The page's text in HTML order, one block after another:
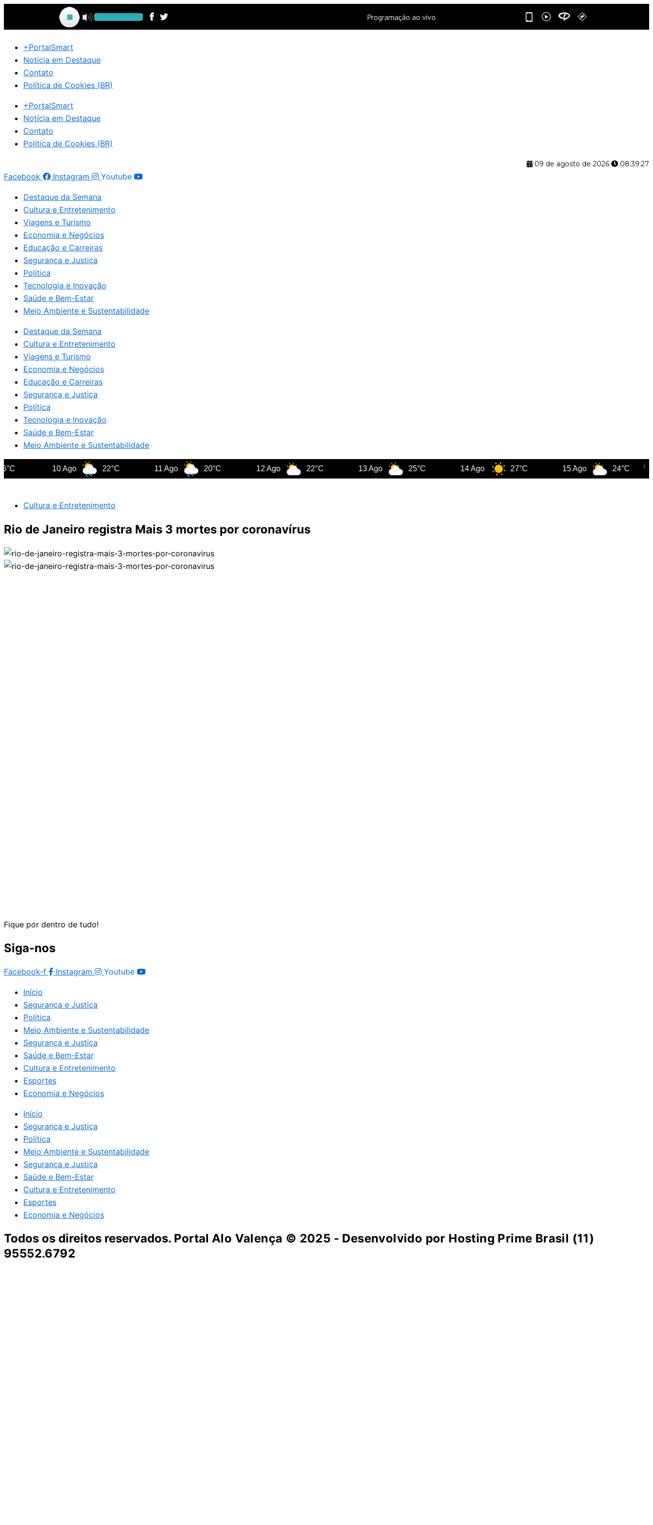
Ir
o
conteúdo+PortalSmart
Notícia em Destaque
Contato
Política de Cookies (BR)
+PortalSmart
Notícia em Destaque
Contato
Política de Cookies (BR)
09 de agosto de 2026 08:39:27
Facebook Instagram Youtube
Destaque da Semana
Cultura e Entretenimento
Viagens e Turismo
Economia e Negócios
Educação e Carreiras
Segurança e Justiça
Política
Tecnologia e Inovação
Saúde e Bem-Estar
Meio Ambiente e Sustentabilidade
Destaque da Semana
Cultura e Entretenimento
Viagens e Turismo
Economia e Negócios
Educação e Carreiras
Segurança e Justiça
Política
Tecnologia e Inovação
Saúde e Bem-Estar
Meio Ambiente e Sustentabilidade
10 Ago 22°C 11 Ago 20°C 12 Ago 22°C 13 Ago 25°C 14 Ago 27°C 15 Ago 24°C
Cultura e Entretenimento
Rio de Janeiro registra Mais 3 mortes por coronavírus
Fique por dentro de tudo!
Siga-nos
Facebook-f Instagram Youtube
Início
Segurança e Justiça
Política
Meio Ambiente e Sustentabilidade
Segurança e Justiça
Saúde e Bem-Estar
Cultura e Entretenimento
Esportes
Economia e Negócios
Início
Segurança e Justiça
Política
Meio Ambiente e Sustentabilidade
Segurança e Justiça
Saúde e Bem-Estar
Cultura e Entretenimento
Esportes
Economia e Negócios
Todos os direitos reservados. Portal Alo Valença © 2025 - Desenvolvido por Hosting Prime Brasil (11)
95552.6792